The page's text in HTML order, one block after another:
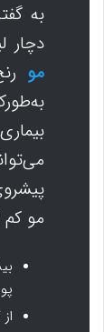
به
دچار
مو
مو کم